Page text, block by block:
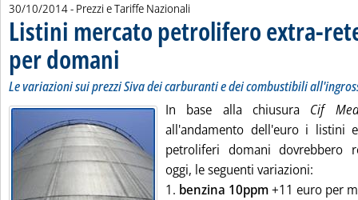
30/10/2014- Prezzi e Tariffe Nazionali
Listini mercato petrolifero extra-
per domani . Sottotitolo: Le variazioni sui prezzi Siva dei carburanti e dei
. Pubblicata giovedì 30 ottobre 2014 alle 9.9.
Le variazioni sui prezzi Siva dei carburanti e dei combustibili
In base alla chiusura Cif
all'andamento dell'euro i listini
petroliferi domani dovrebbero
oggi, le seguenti variazioni:
1. benzina 10ppm+11 euro per